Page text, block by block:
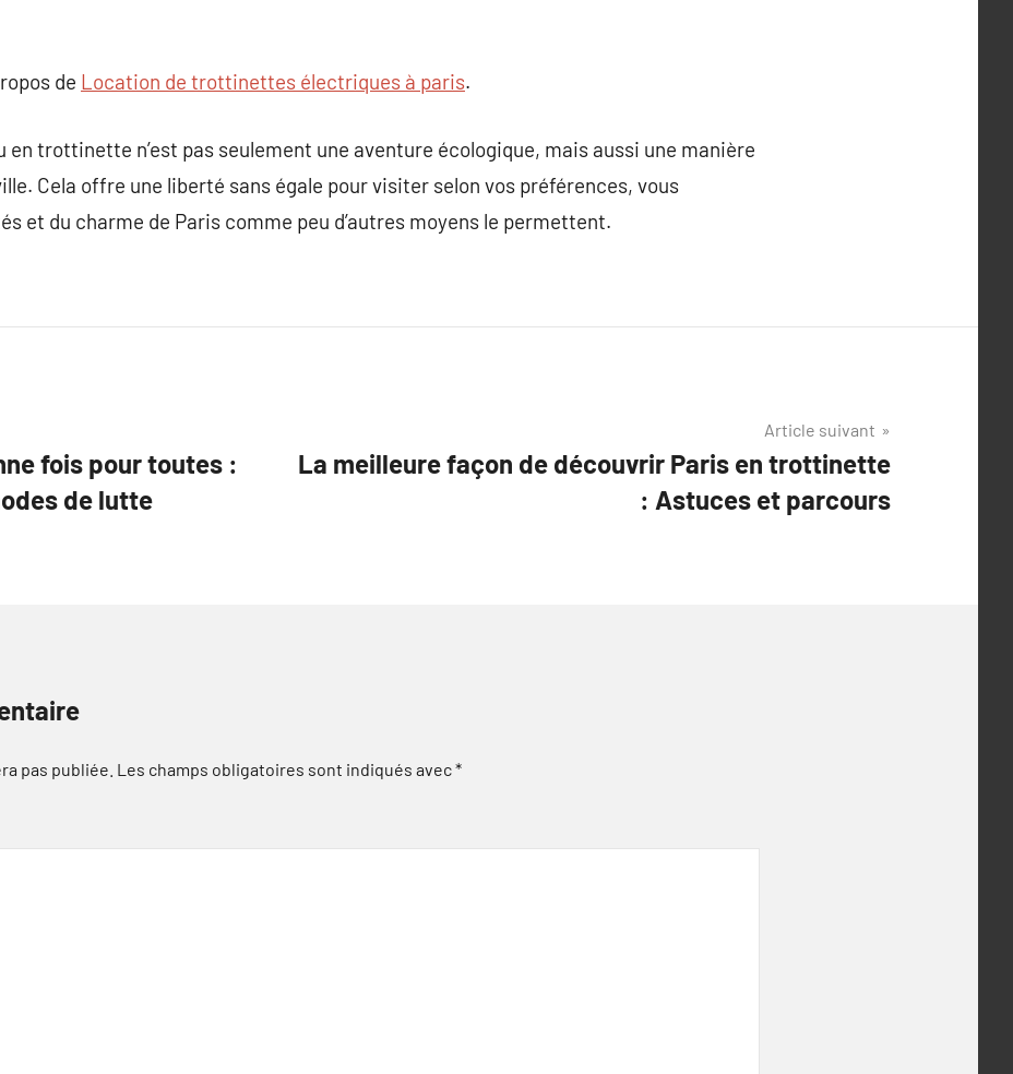
de Location de trottinettes électriques à paris.
en trottinette n’est pas seulement une aventure écologique, mais aussi une manière
Cela offre une liberté sans égale pour visiter selon vos préférences, vous
et du charme de Paris comme peu d’autres moyens le permettent.
fois pour toutes :
de lutte
Article suivant
La meilleure façon de découvrir Paris en trottinette
: Astuces et parcours
pas publiée. Les champs obligatoires sont indiqués avec*